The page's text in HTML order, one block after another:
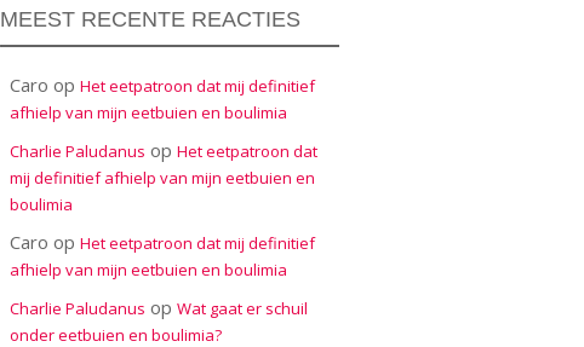
MEEST RECENTE REACTIES
Caro op Het eetpatroon dat mij definitief
afhielp van mijn eetbuien en boulimia
Charlie Paludanus op Het eetpatroon dat
mij definitief afhielp van mijn eetbuien en
boulimia
Caro op Het eetpatroon dat mij definitief
afhielp van mijn eetbuien en boulimia
Charlie Paludanus op Wat gaat er schuil
onder eetbuien en boulimia?